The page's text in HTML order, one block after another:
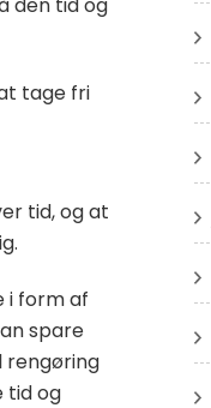
tage fri
tid, og at
i form af
spare
rengøring
tid og